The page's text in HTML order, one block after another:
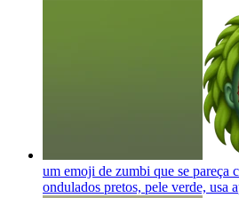
um emoji de zumbi que se pareça
ondulados pretos, pele verde, usa